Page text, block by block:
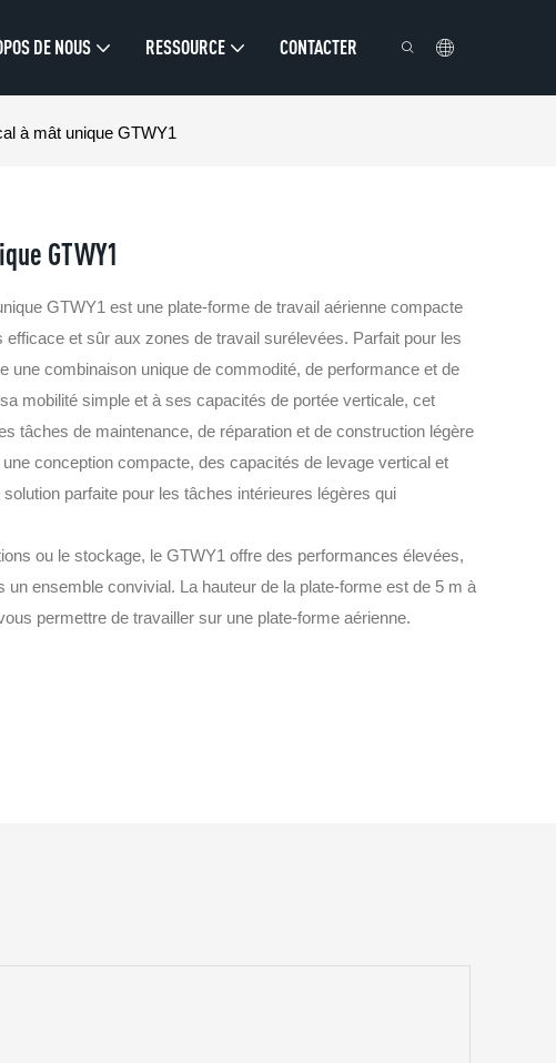
DE NOUS RESSOURCE CONTACTER
à mât unique GTWY1
GTWY1
GTWY1 est une plate-forme de travail aérienne compacte
et sûr aux zones de travail surélevées. Parfait pour les
une combinaison unique de commodité, de performance et de
mobilité simple et à ses capacités de portée verticale, cet
tâches de maintenance, de réparation et de construction légère
conception compacte, des capacités de levage vertical et
parfaite pour les tâches intérieures légères qui
ou le stockage, le GTWY1 offre des performances élevées,
un ensemble convivial. La hauteur de la plate-forme est de 5 m à
permettre de travailler sur une plate-forme aérienne.